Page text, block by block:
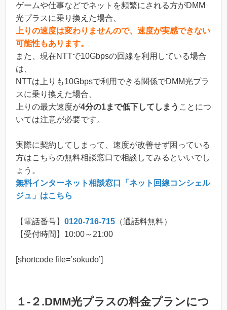
ゲームや仕事などでネットを頻繁にされる方がDMM
光プラスに乗り換えた場合、
上りの速度は変わりませんので、速度が実感できない
可能性もあります。
また、現在NTTで10Gbpsの回線を利用している場合
は、
NTTは上りも10Gbpsで利用できる関係でDMM光プラ
スに乗り換えた場合、
上りの最大速度が4分の1まで低下してしまう ことにつ
いては注意が必要です。
実際に契約してしまって、速度が改善せず困っている
方はこちらの無料相談窓口で相談してみるといいでし
ょう。
無料インターネット相談窓口「ネット回線コンシェル
ジュ」はこちら
【電話番号】 0120-716-715 （通話料無料）
【受付時間】10:00～21:00
[shortcode file=’sokudo’]
１-２.DMM光プラスの料金プランにつ